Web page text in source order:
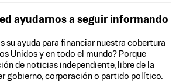
ayudarnos a seguir informando
su ayuda para financiar nuestra cobertura
Unidos y en todo el mundo? Porque
de noticias independiente, libre de la
gobierno, corporación o partido político.